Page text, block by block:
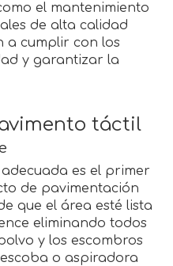
el mantenimiento
de alta calidad
a cumplir con los
y garantizar la
táctil
es el primer
de pavimentación
que el área esté lista
eliminando todos
y los escombros
o aspiradora